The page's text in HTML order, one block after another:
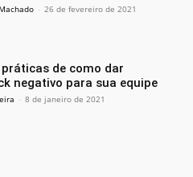
- 26 de fevereiro de 2021
de como dar
negativo para sua equipe
- 8 de janeiro de 2021